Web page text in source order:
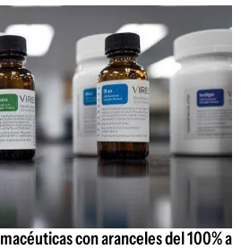
con aranceles del 100% a